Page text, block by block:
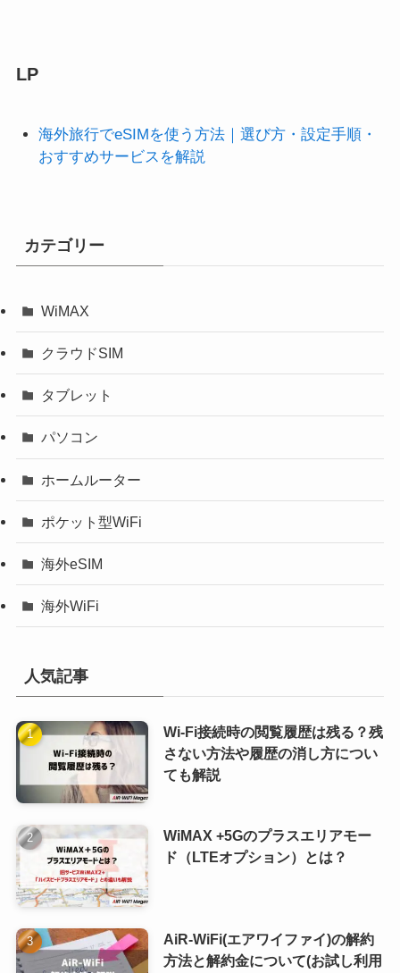
LP
海外旅行でeSIMを使う方法｜選び方・設定手順・
おすすめサービスを解説
カテゴリー
WiMAX
クラウドSIM
タブレット
パソコン
ホームルーター
ポケット型WiFi
海外eSIM
海外WiFi
人気記事
Wi-Fi接続時の閲覧履歴は残る？残
さない方法や履歴の消し方につい
ても解説
WiMAX +5Gのプラスエリアモー
ド（LTEオプション）とは？
AiR-WiFi(エアワイファイ)の解約
方法と解約金について(お試し利用